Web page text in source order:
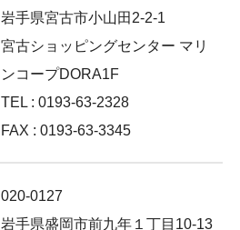
岩手県宮古市小山田2-2-1
宮古ショッピングセンター マリ
ンコープDORA1F
TEL : 0193-63-2328
FAX : 0193-63-3345
020-0127
岩手県盛岡市前九年１丁目10-13